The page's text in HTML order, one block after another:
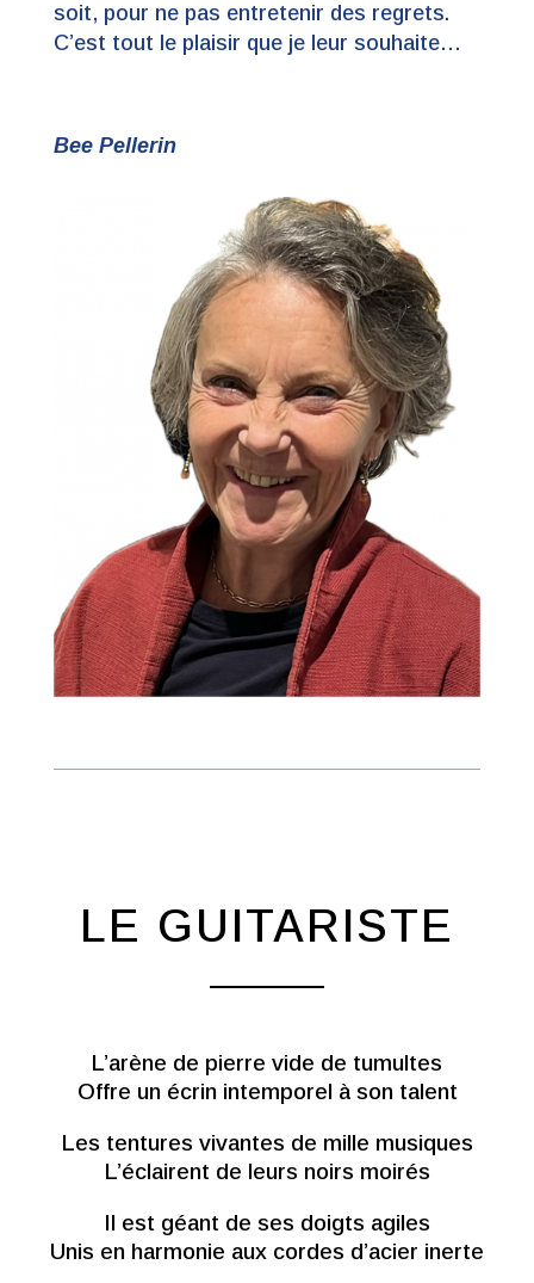
soit, pour ne pas entretenir des regrets.
C’est tout le plaisir que je leur souhaite…
Bee Pellerin
LE GUITARISTE
L’arène de pierre vide de tumultes
Offre un écrin intemporel à son talent
Les tentures vivantes de mille musiques
L’éclairent de leurs noirs moirés
Il est géant de ses doigts agiles
Unis en harmonie aux cordes d’acier inerte